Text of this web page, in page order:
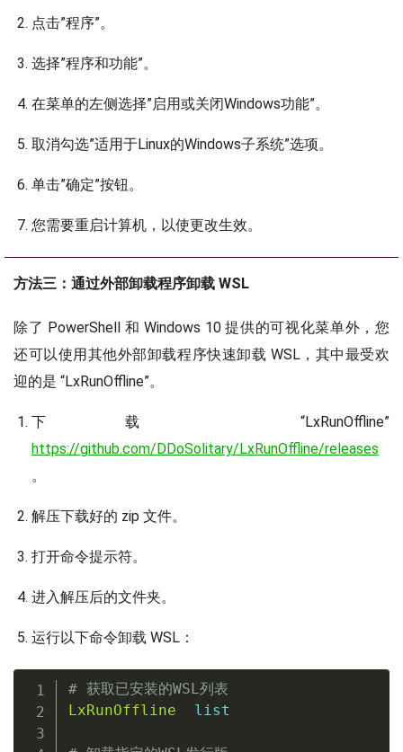
点击”程序”。
选择”程序和功能”。
在菜单的左侧选择”启用或关闭Windows功能”。
取消勾选”适用于Linux的Windows子系统”选项。
单击”确定”按钮。
您需要重启计算机，以使更改生效。
方法三：通过外部卸载程序卸载 WSL
除了 PowerShell 和 Windows 10 提供的可视化菜单外，您
还可以使用其他外部卸载程序快速卸载 WSL，其中最受欢
迎的是 “LxRunOffline”。
下载 “LxRunOffline”
https://github.com/DDoSolitary/LxRunOffline/releases
。
解压下载好的 zip 文件。
打开命令提示符。
进入解压后的文件夹。
运行以下命令卸载 WSL：
# 获取已安装的WSL列表
LxRunOffline
  list